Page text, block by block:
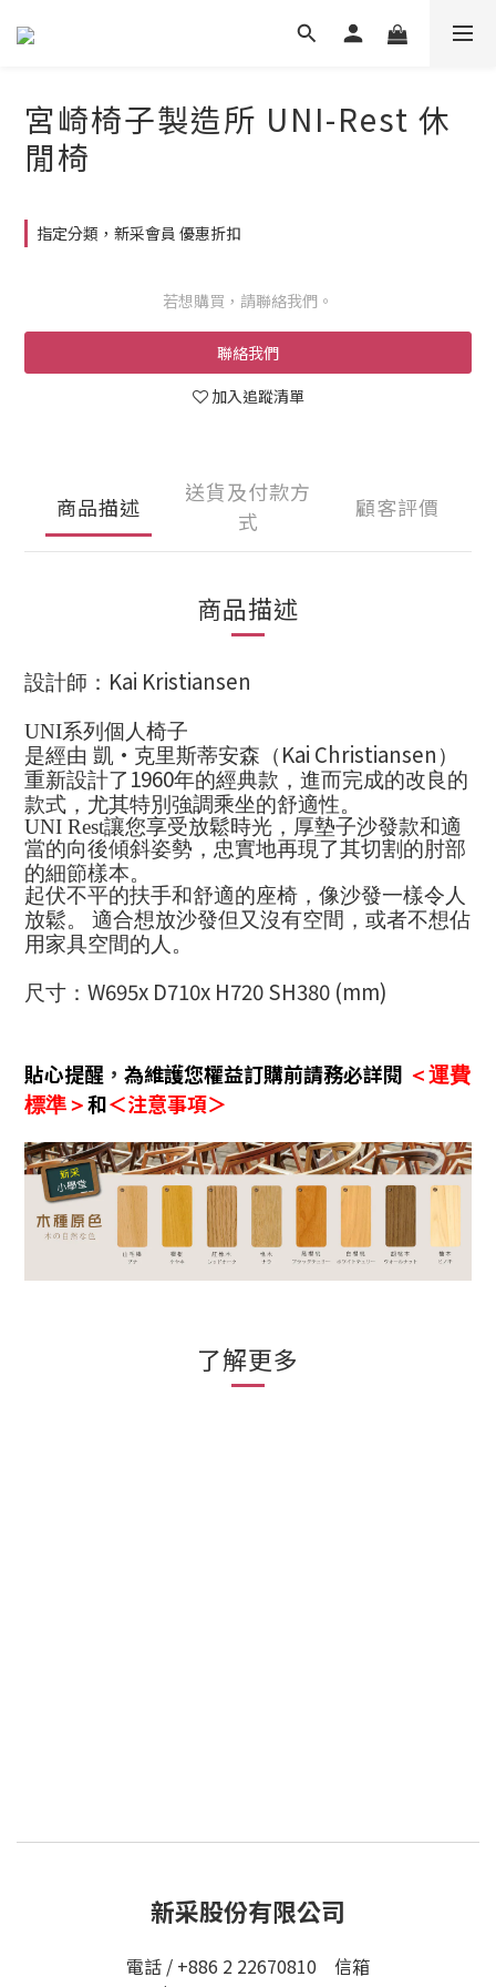
宮崎椅子製造所 UNI-Rest 休
閒椅
指定分類，新采會員 優惠折扣
若想購買，請聯絡我們。
聯絡我們
加入追蹤清單
商品描述
送貨及付款方
式
顧客評價
商品描述
設計師： Kai Kristiansen
UNI系列個人椅子
是經由 凱 · 克里斯蒂安森（ Kai Christiansen ）
重新設計了 1960年的經典款，進而完成的改良的
款式，尤其特別強調乘坐的舒適性。
UNI Rest讓您享受放鬆時光，厚墊子沙發款和適
當的向後傾斜姿勢，忠實地再現了其切割的肘部
的細節樣本。
起伏不平的扶手和舒適的座椅，像沙發一樣令人
放鬆。
適合想放沙發但又沒有空間，或者不想佔
用家具空間的人。
尺寸： W695x D710x H720 SH380 (mm)
貼心提醒 ， 為維護您權益訂購前請務必詳閱 ＜運費
標準＞和＜注意事項＞
了解更多
新采股份有限公司
電話 / +886 2 22670810 信箱